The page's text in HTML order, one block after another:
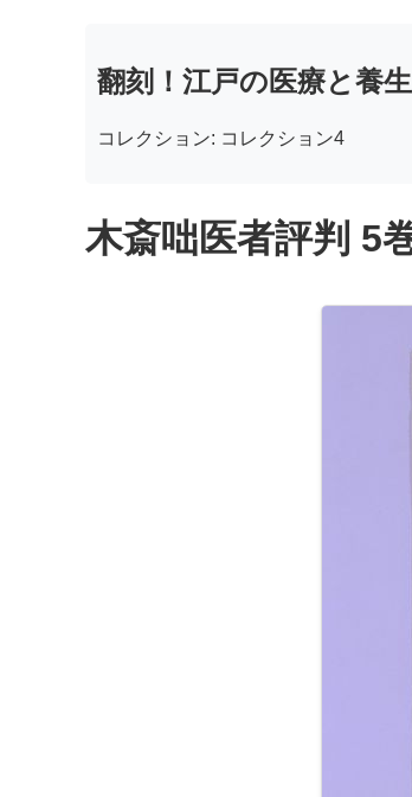
翻刻！江戸の医療と養生
コレクション: コレクション4
木斎咄医者評判 5